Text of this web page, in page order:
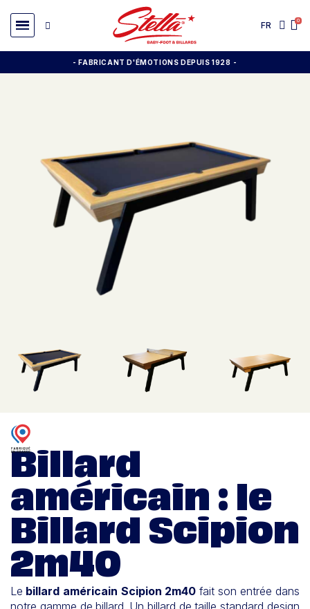
FR
- FABRICANT D'ÉMOTIONS DEPUIS 1928 -
Billard
américain : le
Billard Scipion
2m40
Le billard américain Scipion 2m40 fait son entrée dans